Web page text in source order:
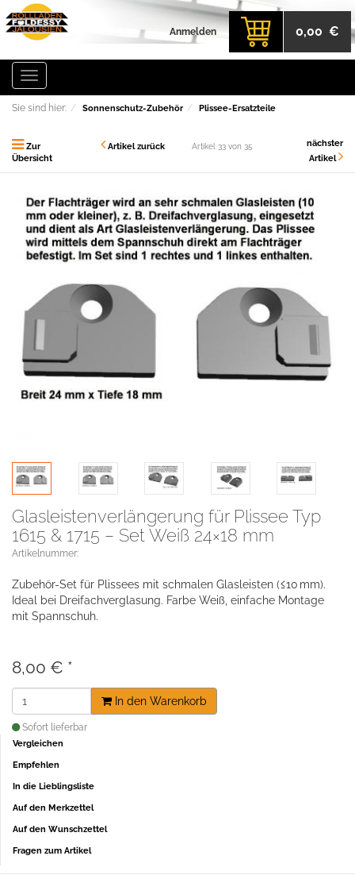
Anmelden 0,00 €
Toggle
navigation
Sie sind hier: Sonnenschutz-Zubehör Plissee-Ersatzteile
Zur
Übersicht
Artikel zurück Artikel 33 von 35
nächster
Artikel
Glasleistenverlängerung für Plissee Typ
1615 & 1715 – Set Weiß 24×18 mm
Artikelnummer:
Zubehör-Set für Plissees mit schmalen Glasleisten (≤10 mm).
Ideal bei Dreifachverglasung. Farbe Weiß, einfache Montage
mit Spannschuh.
8,00 € *
In den Warenkorb
Sofort lieferbar
Vergleichen
Empfehlen
In die Lieblingsliste
Auf den Merkzettel
Auf den Wunschzettel
Fragen zum Artikel